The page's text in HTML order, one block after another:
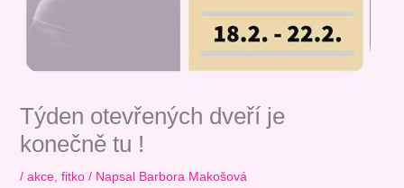
Týden otevřených dveří je
konečně tu !
/ akce, fitko/ Napsal Barbora Makošová